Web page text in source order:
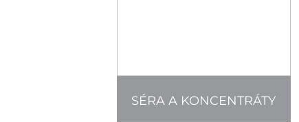
SÉRA A KONCENTRÁTY